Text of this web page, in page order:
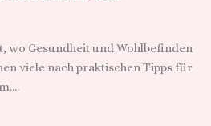
wo Gesundheit und Wohlbefinden
viele nach praktischen Tipps für